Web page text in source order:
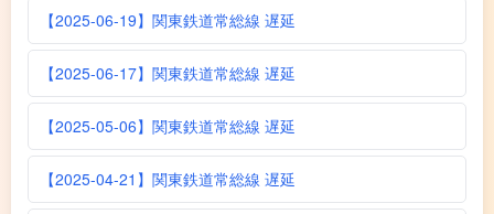
【2025-06-19】関東鉄道常総線 遅延
【2025-06-17】関東鉄道常総線 遅延
【2025-05-06】関東鉄道常総線 遅延
【2025-04-21】関東鉄道常総線 遅延